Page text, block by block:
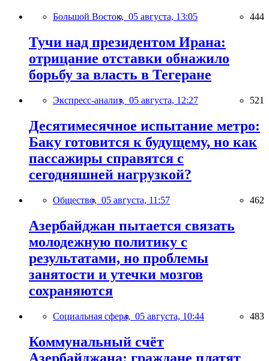
Большой Восток, 05 августа, 13:05 444
Тучи над президентом Ирана:
отрицание отставки обнажило
борьбу за власть в Тегеране
Экспресс-анализ, 05 августа, 12:27 521
Десятимесячное испытание метро:
Баку готовится к будущему, но как
пассажиры справятся с
сегодняшней нагрузкой?
Общество, 05 августа, 11:57 462
Азербайджан пытается связать
молодежную политику с
результатами, но проблемы
занятости и утечки мозгов
сохраняются
Социальная сфера, 05 августа, 10:44 483
Коммунальный счёт
Азербайджана: граждане платят